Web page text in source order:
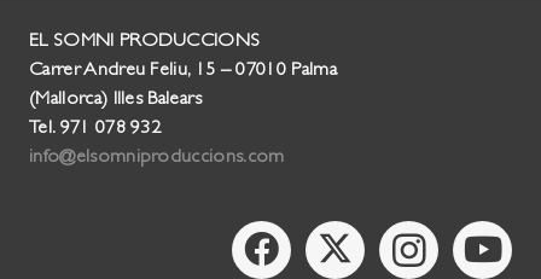
EL SOMNI PRODUCCIONS
Carrer Andreu Feliu, 15 – 07010 Palma
(Mallorca) Illes Balears
Tel. 971 078 932
info@elsomniproduccions.com